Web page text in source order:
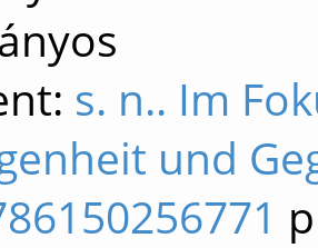
s. n.. Im
und